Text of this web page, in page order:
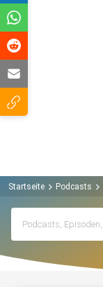
Startseite Podcasts